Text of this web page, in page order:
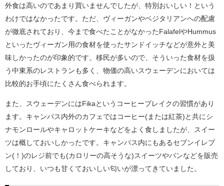
外食は高いのであまり買いませんでしたが、特別おいしい！という
わけではなかったです。ただ、ヴィーガンやベジタリアンへの配慮
が徹底されており、今まで食べたことがなかったFalafelやHummus
といったヴィーガン用の食材を使ったサンドイッチなどが意外と美
味しかったのが印象的です。移民が多いので、そういった食材を扱
う中東系のレストランも多く、物価の高いスウェーデンにおいては
比較的お手頃にたくさん食べられます。
また、スウェーデンにはFikaというコーヒーブレイクの習慣があり
ます。キャンパス内外のカフェではコーヒー(または紅茶)と共にシ
ナモンロールやキャロットケーキなどをよく食しましたが、スイー
ツは概しておいしかったです。キャンパス内にもあるセブンイレブ
ン(！)のレジ前でも(カロリーの高そうな)スイーツやパンなどを販売
しており、いつも甘くておいしい匂いが漂ってきていました。